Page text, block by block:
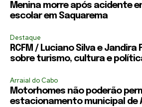
Menina morre após acidente
escolar em Saquarema
Destaque
RCFM / Luciano Silva e
sobre turismo, cultura e
Arraial do Cabo
Motorhomes não poderão
estacionamento municipal de